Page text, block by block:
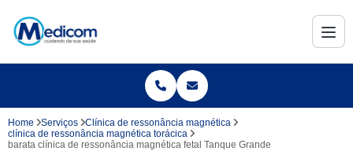
Home Serviços
Clínica de ressonância magnética
clínica de ressonância magnética torácica
barata clínica de ressonância magnética fetal Tanque Grande